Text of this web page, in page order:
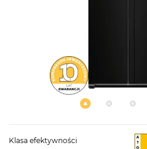
Klasa efektywności